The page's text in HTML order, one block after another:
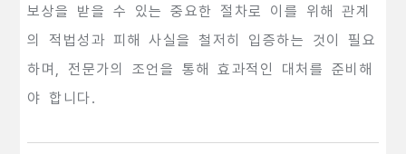
보상을 받을 수 있는 중요한 절차로 이를 위해 관계
의 적법성과 피해 사실을 철저히 입증하는 것이 필요
하며, 전문가의 조언을 통해 효과적인 대처를 준비해
야 합니다.